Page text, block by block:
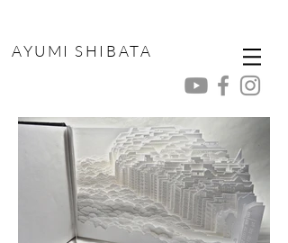
AYUMI SHIBATA